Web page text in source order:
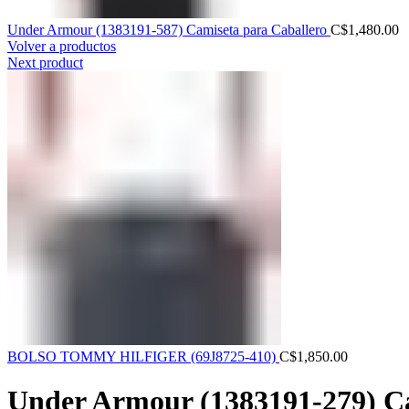
Under Armour (1383191-587) Camiseta para Caballero C$1,480.00
Volver a productos
Next product
BOLSO TOMMY HILFIGER (69J8725-410) C$1,850.00
Under Armour (1383191-279)